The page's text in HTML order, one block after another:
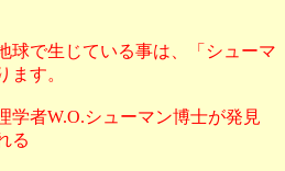
球で生じている事は、「シューマ
ます。
学者W.O.シューマン博士が発見
る